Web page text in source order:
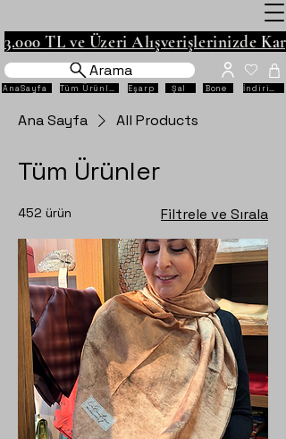
AnaSayfa Tüm Ürünler Eşarp Şal Bone
Arama
3.000 TL ve Üzeri Alışverişlerinizde
İndirimli
Ana Sayfa All Products
Tüm Ürünler
452 ürün Filtrele ve Sırala